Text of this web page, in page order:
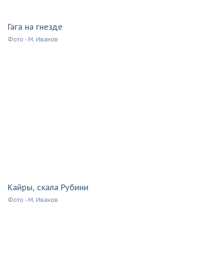
Гага на гнезде
Фото - М. Иванов
Кайры, скала Рубини
Фото - М. Иванов